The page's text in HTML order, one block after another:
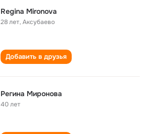
Regina Mironova
28 лет,Аксубаево
Добавить в друзья
Регина Миронова
40 лет